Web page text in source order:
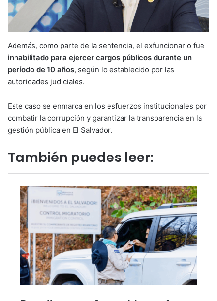
Además, como parte de la sentencia, el exfuncionario fue
inhabilitado para ejercer cargos públicos durante un
período de 10 años, según lo establecido por las
autoridades judiciales.
Este caso se enmarca en los esfuerzos institucionales por
combatir la corrupción y garantizar la transparencia en la
gestión pública en El Salvador.
También puedes leer: